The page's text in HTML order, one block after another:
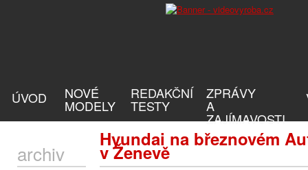
ÚVOD NOVÉ
MODELY
REDAKČNÍ
TESTY
ZPRÁVY
A
ZAJÍMAVOSTI
Hyundai na březnovém
v Ženevě
archiv